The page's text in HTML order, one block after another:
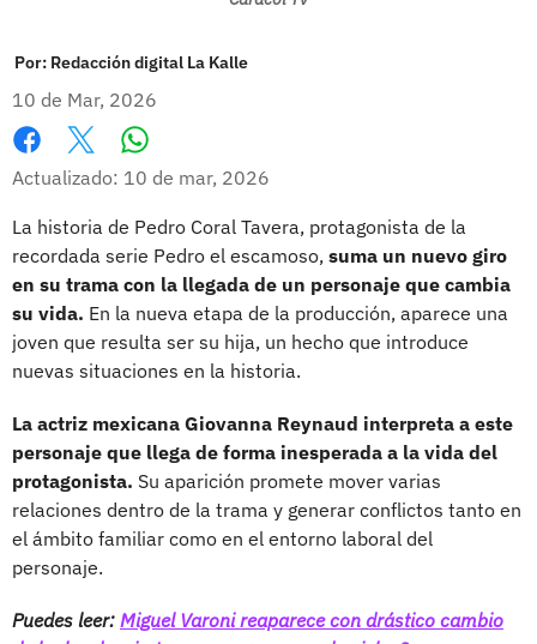
Por: Redacción digital La Kalle
10 de Mar, 2026
Facebook
X
Actualizado: 10 de mar, 2026
La historia de Pedro Coral Tavera, protagonista de la
recordada serie Pedro el escamoso, suma un nuevo giro
en su trama con la llegada de un personaje que cambia
su vida. En la nueva etapa de la producción, aparece una
joven que resulta ser su hija, un hecho que introduce
nuevas situaciones en la historia.
La actriz mexicana Giovanna Reynaud interpreta a este
personaje que llega de forma inesperada a la vida del
protagonista. Su aparición promete mover varias
relaciones dentro de la trama y generar conflictos tanto en
el ámbito familiar como en el entorno laboral del
personaje.
Puedes leer: Miguel Varoni reaparece con drástico cambio